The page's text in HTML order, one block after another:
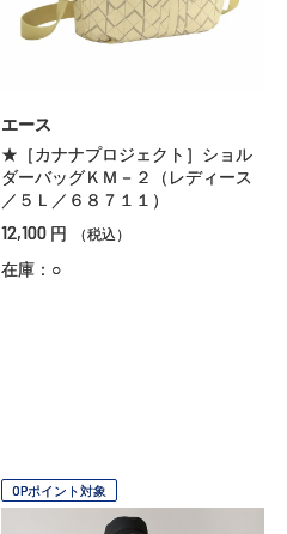
エース
★［カナナプロジェクト］ショル
ダーバッグＫＭ－２（レディース
／５Ｌ／６８７１１）
12,100 円 （税込）
在庫：○
OPポイント対象